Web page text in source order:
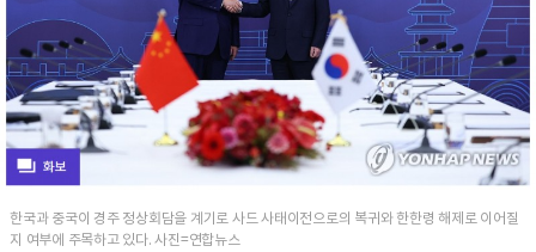
한국과 중국이 경주 정상회담을 계기로 사드 사태이전으로의 복귀와 한한령 해제로 이어질
지 여부에 주목하고 있다. 사진=연합뉴스